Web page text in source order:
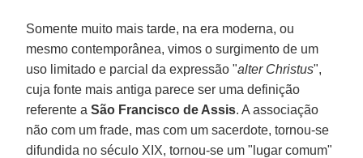
Somente muito mais tarde, na era moderna, ou
mesmo contemporânea, vimos o surgimento de um
uso limitado e parcial da expressão "alter Christus",
cuja fonte mais antiga parece ser uma definição
referente aSão Francisco de Assis. A associação
não com um frade, mas com um sacerdote, tornou-se
difundida no século XIX, tornou-se um "lugar comum"